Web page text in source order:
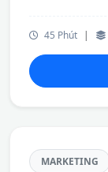
45 Phút |
MARKETING